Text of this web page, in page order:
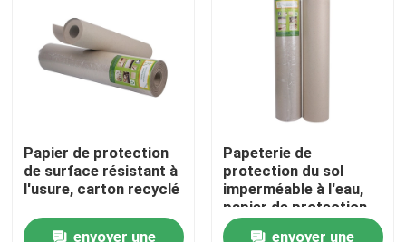
A propos de nous
Contacts
Papier de protection
de surface résistant à
l'usure, carton recyclé
envoyer une
Papeterie de
protection du sol
imperméable à l'eau,
papier de protection
de décoration
envoyer une